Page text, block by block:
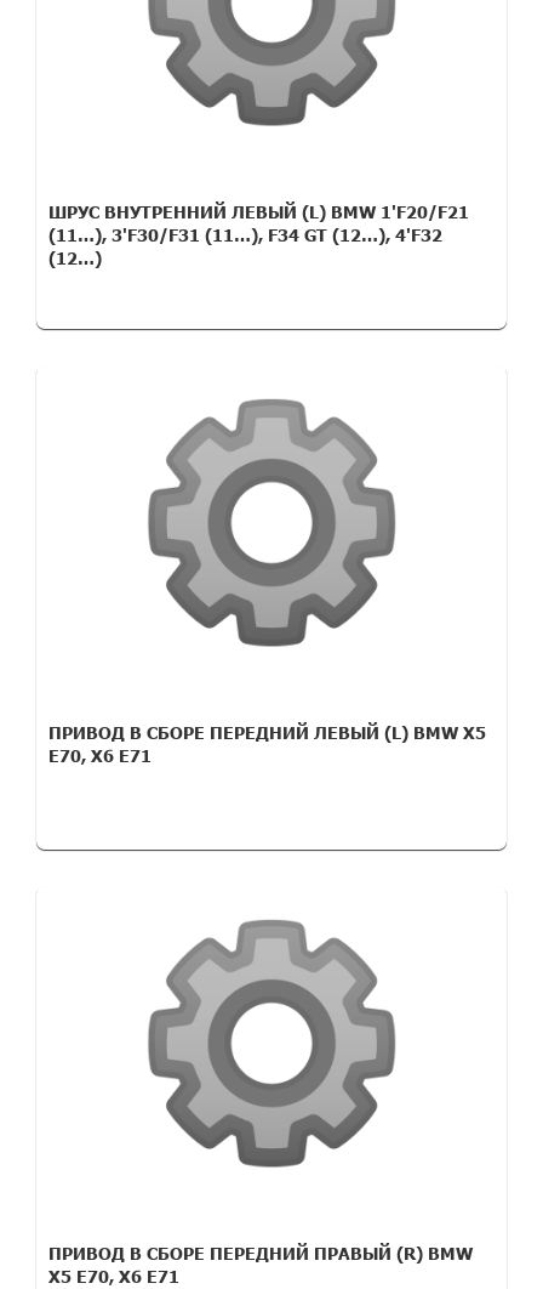
ШРУС ВНУТРЕННИЙ ЛЕВЫЙ (L) BMW 1'F20/F21
(11…), 3'F30/F31 (11…), F34 GT (12…), 4'F32
(12…)
ПРИВОД В СБОРЕ ПЕРЕДНИЙ ЛЕВЫЙ (L) BMW X5
E70, X6 E71
ПРИВОД В СБОРЕ ПЕРЕДНИЙ ПРАВЫЙ (R) BMW
X5 E70, X6 E71